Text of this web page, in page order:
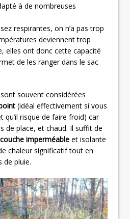
à de nombreuses
respirantes, on n’a pas trop
deviennent trop
elles ont donc cette capacité
de les ranger dans le sac
souvent considérées
(idéal effectivement si vous
qu’il risque de faire froid) car
de place, et chaud. Il suffit de
imperméable et isolante
chaleur significatif tout en
de pluie.